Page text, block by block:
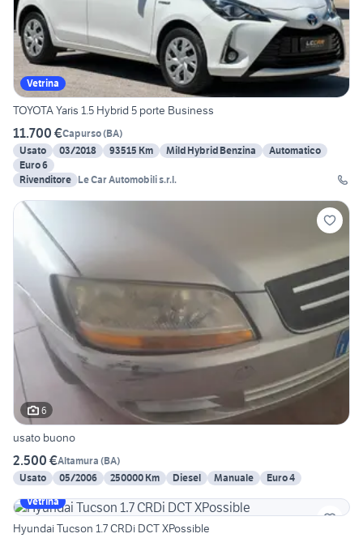
Vetrina
TOYOTA Yaris 1.5 Hybrid 5 porte Business
11.700 €Capurso(BA)
Usato
03/2018 93515 Km Mild Hybrid Benzina
Automatico
Euro 6
Rivenditore Le Car Automobili s.r.l.
6
usato buono
2.500 €Altamura (BA)
Usato
05/2006 250000 Km Diesel Manuale
Euro 4
Vetrina
Hyundai Tucson 1.7 CRDi DCT XPossible